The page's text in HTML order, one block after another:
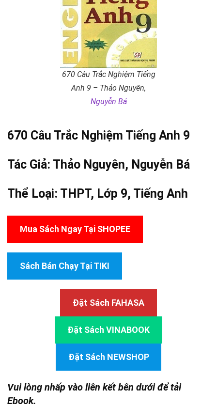
670 Câu Trắc Nghiệm Tiếng
Anh 9 – Thảo Nguyên,
Nguyễn Bá
670 Câu Trắc Nghiệm Tiếng Anh 9
Tác Giả: Thảo Nguyên, Nguyễn Bá
Thể Loại: THPT, Lớp 9, Tiếng Anh
Mua Sách Ngay Tại SHOPEE
Sách Bán Chạy Tại TIKI
Đặt Sách FAHASA
Đặt Sách VINABOOK
Đặt Sách NEWSHOP
Vui lòng nhấp vào liên kết bên dưới để tải
Ebook.